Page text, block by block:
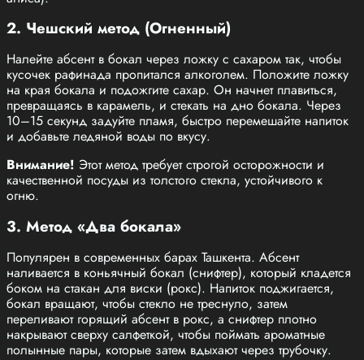
2. Чешский метод (Огненный)
Налейте абсент в бокал через ложку с сахаром так, чтобы
кусочек рафинада пропитался алкоголем. Положите ложку
на края бокала и подожгите сахар. Он начнет плавиться,
превращаясь в карамель, и стекать на дно бокала. Через
10–15 секунд задуйте пламя, быстро перемешайте напиток
и добавьте ледяной воды по вкусу.
Внимание! Этот метод требует строгой осторожности и
качественной посуды из толстого стекла, устойчивого к
огню.
3. Метод «Два бокала»
Популярен в современных барах Ташкента. Абсент
наливается в коньячный бокал (снифтер), который кладется
боком на стакан для виски (рокс). Напиток поджигается,
бокал вращают, чтобы стекло не треснуло, затем
переливают горящий абсент в рокс, а снифтер плотно
накрывают сверху салфеткой, чтобы поймать ароматные
полынные пары, которые затем вдыхают через трубочку.